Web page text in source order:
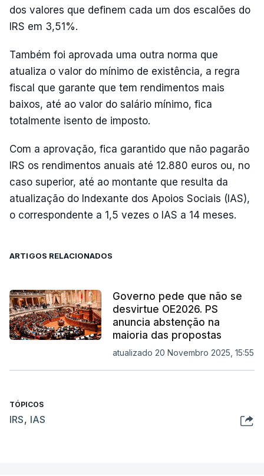
dos valores que definem cada um dos escalões do
IRS em 3,51%.
Também foi aprovada uma outra norma que
atualiza o valor do mínimo de existência, a regra
fiscal que garante que tem rendimentos mais
baixos, até ao valor do salário mínimo, fica
totalmente isento de imposto.
Com a aprovação, fica garantido que não pagarão
IRS os rendimentos anuais até 12.880 euros ou, no
caso superior, até ao montante que resulta da
atualização do Indexante dos Apoios Sociais (IAS),
o correspondente a 1,5 vezes o IAS a 14 meses.
ARTIGOS RELACIONADOS
Governo pede que não se
desvirtue OE2026. PS
anuncia abstenção na
maioria das propostas
atualizado 20 Novembro 2025, 15:55
TÓPICOS
IRS, IAS